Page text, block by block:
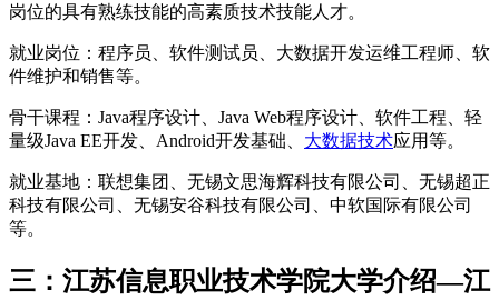
岗位的具有熟练技能的高素质技术技能人才。
就业岗位：程序员、软件测试员、大数据开发运维工程师、软
件维护和销售等。
骨干课程：Java程序设计、Java Web程序设计、软件工程、轻
量级Java EE开发、Android开发基础、 大数据技术应用等。
就业基地：联想集团、无锡文思海辉科技有限公司、无锡超正
科技有限公司、无锡安谷科技有限公司、中软国际有限公司
等。
三：江苏信息职业技术学院大学介绍—江